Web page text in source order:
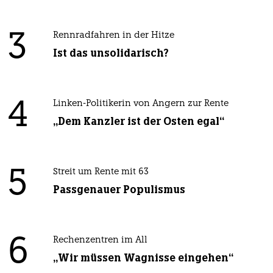
3 Rennradfahren in der Hitze
Ist das unsolidarisch?
4 Linken-Politikerin von Angern zur Rente
„Dem Kanzler ist der Osten egal“
5 Streit um Rente mit 63
Passgenauer Populismus
6 Rechenzentren im All
„Wir müssen Wagnisse eingehen“